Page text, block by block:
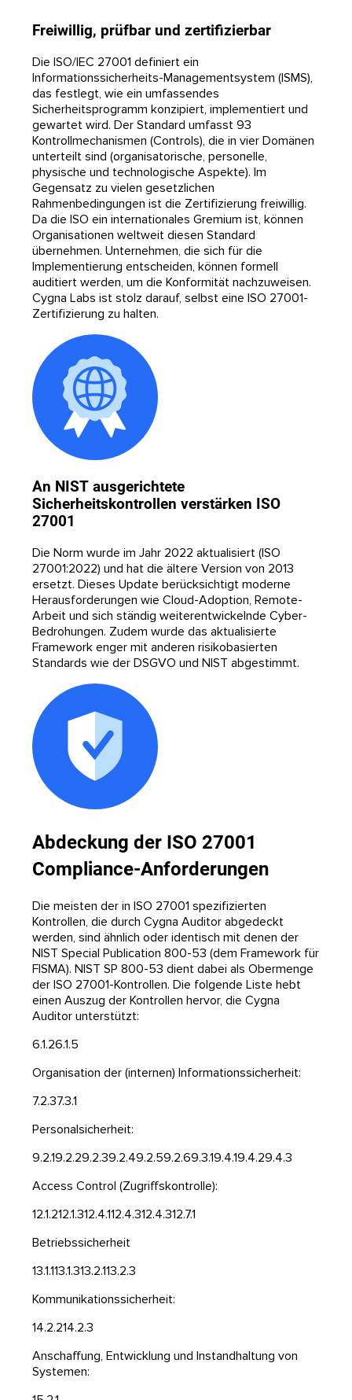
Freiwillig, prüfbar und zertifizierbar
Die ISO/IEC 27001 definiert ein
Informationssicherheits-Managementsystem (ISMS),
das festlegt, wie ein umfassendes
Sicherheitsprogramm konzipiert, implementiert und
gewartet wird. Der Standard umfasst 93
Kontrollmechanismen (Controls), die in vier Domänen
unterteilt sind (organisatorische, personelle,
physische und technologische Aspekte). Im
Gegensatz zu vielen gesetzlichen
Rahmenbedingungen ist die Zertifizierung freiwillig.
Da die ISO ein internationales Gremium ist, können
Organisationen weltweit diesen Standard
übernehmen. Unternehmen, die sich für die
Implementierung entscheiden, können formell
auditiert werden, um die Konformität nachzuweisen.
Cygna Labs ist stolz darauf, selbst eine ISO 27001-
Zertifizierung zu halten.
An NIST ausgerichtete
Sicherheitskontrollen verstärken ISO
27001
Die Norm wurde im Jahr 2022 aktualisiert (ISO
27001:2022) und hat die ältere Version von 2013
ersetzt. Dieses Update berücksichtigt moderne
Herausforderungen wie Cloud-Adoption, Remote-
Arbeit und sich ständig weiterentwickelnde Cyber-
Bedrohungen. Zudem wurde das aktualisierte
Framework enger mit anderen risikobasierten
Standards wie der DSGVO und NIST abgestimmt.
Abdeckung der ISO 27001
Compliance-Anforderungen
Die meisten der in ISO 27001 spezifizierten
Kontrollen, die durch Cygna Auditor abgedeckt
werden, sind ähnlich oder identisch mit denen der
NIST Special Publication 800-53 (dem Framework für
FISMA). NIST SP 800-53 dient dabei als Obermenge
der ISO 27001-Kontrollen. Die folgende Liste hebt
einen Auszug der Kontrollen hervor, die Cygna
Auditor unterstützt:
6.1.26.1.5
Organisation der (internen) Informationssicherheit:
7.2.37.3.1
Personalsicherheit:
9.2.19.2.29.2.39.2.49.2.59.2.69.3.19.4.19.4.29.4.3
Access Control (Zugriffskontrolle):
12.1.212.1.312.4.112.4.312.4.312.7.1
Betriebssicherheit
13.1.113.1.313.2.113.2.3
Kommunikationssicherheit:
14.2.214.2.3
Anschaffung, Entwicklung und Instandhaltung von
Systemen: